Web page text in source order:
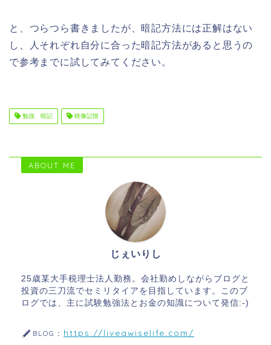
と、つらつら書きましたが、暗記方法には正解はない
し、人それぞれ自分に合った暗記方法があると思うの
で参考までに試してみてください。
勉強 暗記 映像記憶
ABOUT ME
じぇいりし
25歳某大手税理士法人勤務。会社勤めしながらブログと
投資の三刀流でセミリタイアを目指しています。このブ
ログでは、主に試験勉強法とお金の知識について発信:-)
BLOG： https://liveawiselife.com/